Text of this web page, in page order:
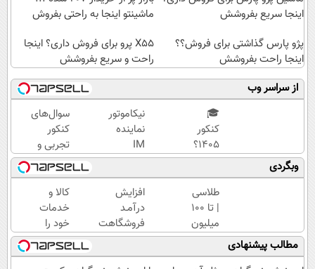
اینجا سریع بفروشش
ماشینتو اینجا به راحتی بفروش
پژو پارس گذاشتی برای فروش؟؟
اینجا راحت بفروشش
X55 پرو برای فروش داری؟ اینجا
راحت و سریع بفروشش
از سراسر وب
🎓
کنکور
۱۴۰5؟
ماز
تابستون
و تو یک
هفتع
جمع
میکنه
🏆
نیکاموتور
نماینده
IM
Motor و
Lynk&Co
در ایران
سوال‌های
کنکور
تجربی و
ریاضی در
پکیج ماز
وبگردی
طلاسی
| تا 100
میلیون
وام
آنی
افزایش
درآمـد
فروشگاهت
رو تضمین
کن
کالا و
خدمات
خود را
به
صورت
مطالب پیشنهادی